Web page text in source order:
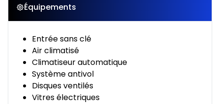
Équipements
Entrée sans clé
Air climatisé
Climatiseur automatique
Système antivol
Disques ventilés
Vitres électriques